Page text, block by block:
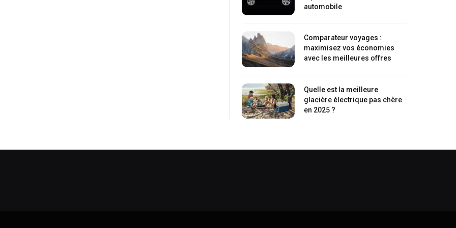
automobile
Comparateur voyages :
maximisez vos économies
avec les meilleures offres
Quelle est la meilleure
glacière électrique pas chère
en 2025 ?